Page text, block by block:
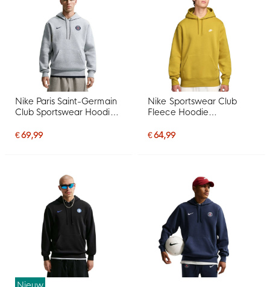
Nike Paris Saint-Germain
Club Sportswear Hoodie
Donkerblauw
€ 69,99
Nike Sportswear Club
Fleece Hoodie
€ 64,99